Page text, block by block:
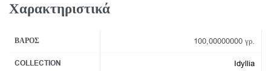
Χαρακτηριστικά
ΒΆΡΟΣ 100,00000000 γρ.
COLLECTION Idyllia